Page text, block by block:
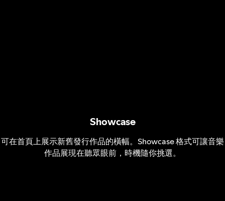
Showcase
可在首頁上展示新舊發行作品的橫幅。Showcase 格式可讓音樂
作品展現在聽眾眼前，時機隨你挑選。